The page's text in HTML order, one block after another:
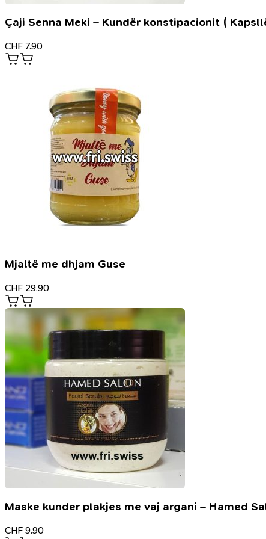
Çaji Senna Meki – Kundër konstipacionit (
CHF 7.90
Mjaltë me dhjam Guse
CHF 29.90
Maske kunder plakjes me vaj argani – Hamed
CHF 9.90